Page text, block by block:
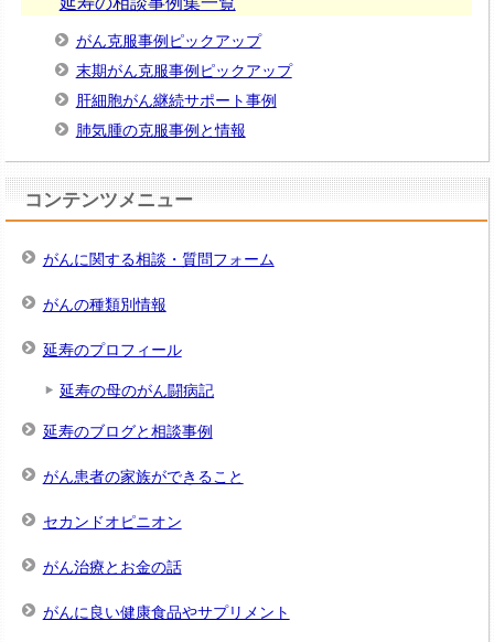
がん克服事例ピックアップ
末期がん克服事例ピックアップ
肝細胞がん継続サポート事例
肺気腫の克服事例と情報
コンテンツメニュー
がんに関する相談・質問フォーム
がんの種類別情報
延寿のプロフィール
延寿の母のがん闘病記
延寿のブログと相談事例
がん患者の家族ができること
セカンドオピニオン
がん治療とお金の話
がんに良い健康食品やサプリメント